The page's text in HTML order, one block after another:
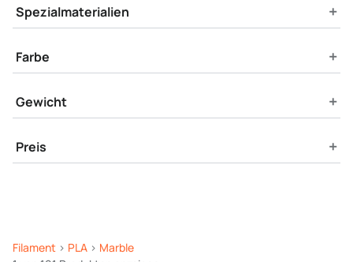
Spezialmaterialien +
Farbe +
Gewicht +
Preis +
Filament > PLA > Marble